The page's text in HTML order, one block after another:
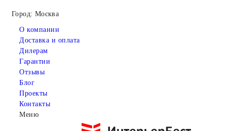
Город: Москва
О компании
Доставка и оплата
Дилерам
Гарантии
Отзывы
Блог
Проекты
Контакты
Меню